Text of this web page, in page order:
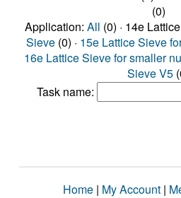
(0)
Application: All (0) · 14e
Sieve (0) · 15e Lattice Sieve
16e Lattice Sieve for smaller
Sieve V5
Task name:
Home | My Account |